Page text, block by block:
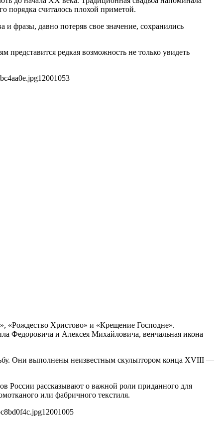
порядка считалось плохой приметой.
фразы, давно потеряв свое значение, сохранились
редкая возможность не только увидеть
12001053
«Рождество Христово» и «Крещение Господне».
Федоровича и Алексея Михайловича, венчальная икона
Они выполнены неизвестным скульптором конца XVIII —
России рассказывают о важной роли приданного для
или фабричного текстиля.
12001005